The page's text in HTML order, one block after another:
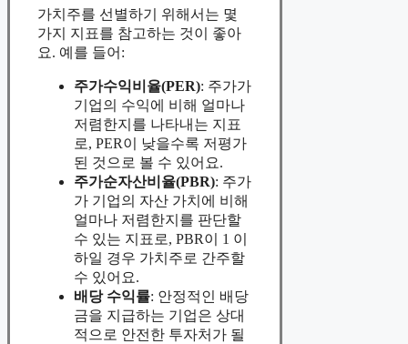
가치주를 선별하기 위해서는 몇
가지 지표를 참고하는 것이 좋아
요. 예를 들어:
주가수익비율(PER): 주가가
기업의 수익에 비해 얼마나
저렴한지를 나타내는 지표
로, PER이 낮을수록 저평가
된 것으로 볼 수 있어요.
주가순자산비율(PBR): 주가
가 기업의 자산 가치에 비해
얼마나 저렴한지를 판단할
수 있는 지표로, PBR이 1 이
하일 경우 가치주로 간주할
수 있어요.
배당 수익률: 안정적인 배당
금을 지급하는 기업은 상대
적으로 안전한 투자처가 될